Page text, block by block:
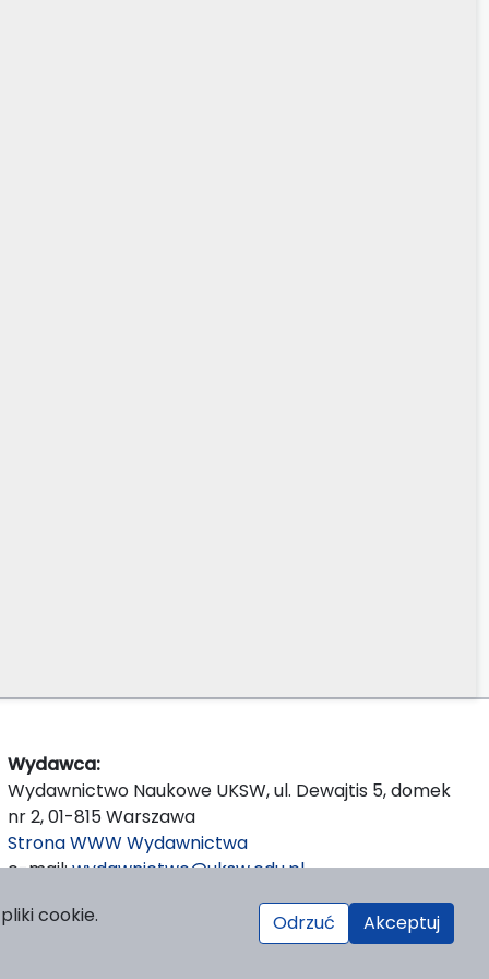
Wydawca:
Wydawnictwo Naukowe UKSW, ul. Dewajtis 5, domek
nr 2, 01-815 Warszawa
Strona WWW Wydawnictwa
e-mail:wydawnictwo@uksw.edu.pl
cookie.
Odrzuć Akceptuj